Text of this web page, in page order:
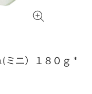
ミニ）１８０ｇ *